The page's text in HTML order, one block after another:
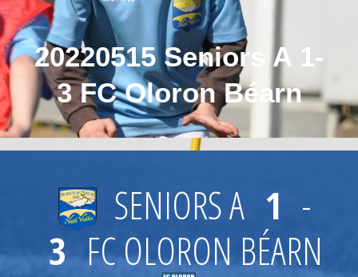
20220515 Seniors A 1-
3 FC Oloron Béarn
SENIORS A 1 -
3 FC OLORON BÉARN